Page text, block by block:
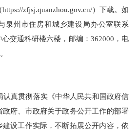
zfjsj.quanzhou.gov.cn/）下载。如
泉州市住房和城乡建设局办公室联系
心交通科研楼六楼，邮编：362000，电
真贯彻落实《中华人民共和国政府信
政府、市政府关于政务公开工作的部署
设工作实际，不断拓展公开内容，依